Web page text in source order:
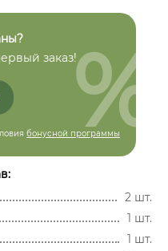
заказ!
бонусной программы
%
2 шт.
1 шт.
1 шт.